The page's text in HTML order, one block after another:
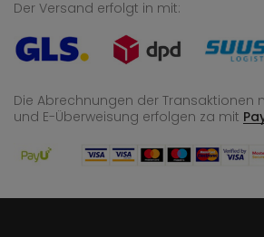
Der Versand erfolgt in mit:
Die Abrechnungen der Transaktionen
und E-Überweisung erfolgen za mit